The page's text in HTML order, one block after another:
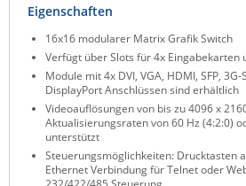
Yuasa
ZPE Systems
News zu unseren Herstellern
Eigenschaften
16x16 modularer Matrix Grafik Switch
Verfügt über Slots für 4x Eingabekarten
Module mit 4x DVI, VGA, HDMI, SFP,
DisplayPort Anschlüssen sind erhältlich
Videoauflösungen von bis zu 4096 x
Aktualisierungsraten von 60 Hz (4:2:0)
unterstützt
Steuerungsmöglichkeiten: Drucktasten
Ethernet Verbindung für Telnet oder